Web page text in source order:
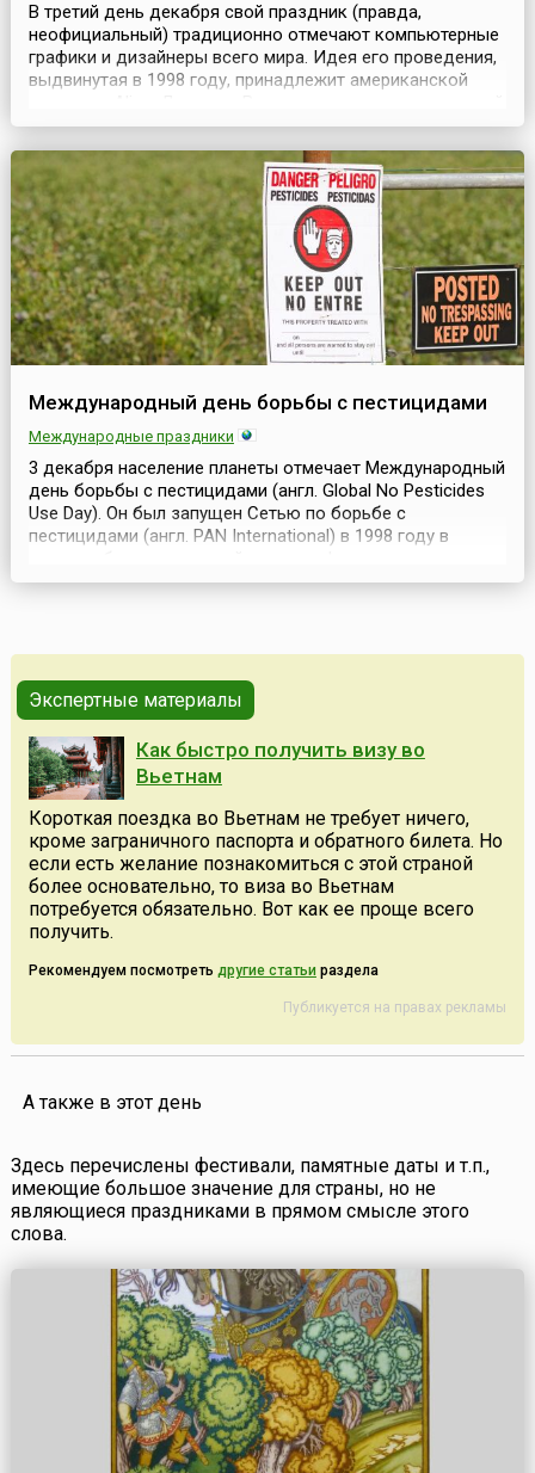
В третий день декабря свой праздник (правда,
неофициальный) традиционно отмечают компьютерные
графики и дизайнеры всего мира. Идея его проведения,
выдвинутая в 1998 году, принадлежит американской
графики выбрана в связи с тем, что она единственная в
году начинается со знакового сочетания символов: 3D —
3 December. Интересное предложение ...
Международный день борьбы с пестицидами
Международные праздники
3 декабря население планеты отмечает Международный
день борьбы с пестицидами (англ. Global No Pesticides
Use Day). Он был запущен Сетью по борьбе с
пестицидами (англ. PAN International) в 1998 году в
произошла 3 декабря 1984 года на пестицидном заводе
пестици...
Экспертные материалы
Как быстро получить визу во
Вьетнам
Короткая поездка во Вьетнам не требует ничего,
кроме заграничного паспорта и обратного билета. Но
если есть желание познакомиться с этой страной
более основательно, то виза во Вьетнам
потребуется обязательно. Вот как ее проще всего
получить.
Рекомендуем посмотреть другие статьи раздела
Публикуется на правах рекламы
А также в этот день
Здесь перечислены фестивали, памятные даты и т.п.,
имеющие большое значение для страны, но не
являющиеся праздниками в прямом смысле этого
слова.